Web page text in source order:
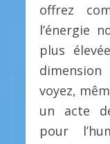
offrez
l’énergie
plus
voyez,
un acte
pour